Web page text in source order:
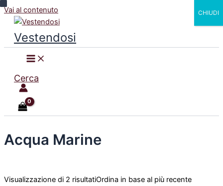
Vai al contenuto
Vestendosi
Cerca
Acqua Marine
Visualizzazione di 2 risultatiOrdina in base al più recente
CHIUDI